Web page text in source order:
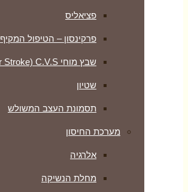
פציאליס
פרקינסון – הטיפול המקיף
שבץ מוחי Cerbro Vascular Stroke) C.V.S)
שטיון
תסמונת העצב המשולש
מערכת החיסון
אלרגיה
מחלת הנשיקה